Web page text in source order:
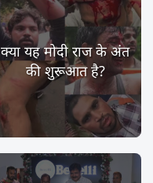
क्या यह मोदी राज के अंत
की शुरूआत है?